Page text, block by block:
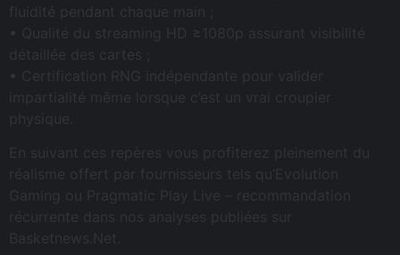
fluidité pendant chaque main ;
• Qualité du streaming HD ≥1080p assurant visibilité
détaillée des cartes ;
• Certification RNG indépendante pour valider
impartialité même lorsque c’est un vrai croupier
physique.
En suivant ces repères vous profiterez pleinement du
réalisme offert par fournisseurs tels qu’Evolution
Gaming ou Pragmatic Play Live – recommandation
récurrente dans nos analyses publiées sur
Basketnews.Net.